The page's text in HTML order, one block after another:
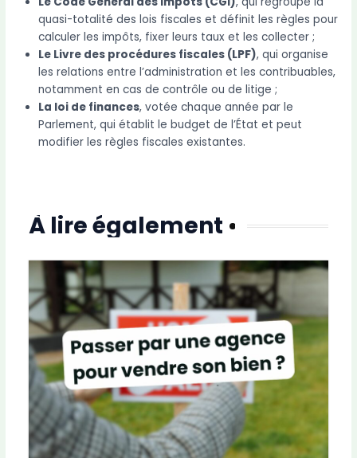
quasi-totalité des lois fiscales et définit les règles pour
calculer les impôts, fixer leurs taux et les collecter ;
Le Livre des procédures fiscales (LPF), qui organise
les relations entre l’administration et les contribuables,
notamment en cas de contrôle ou de litige ;
La loi de finances, votée chaque année par le
Parlement, qui établit le budget de l’État et peut
modifier les règles fiscales existantes.
À lire également